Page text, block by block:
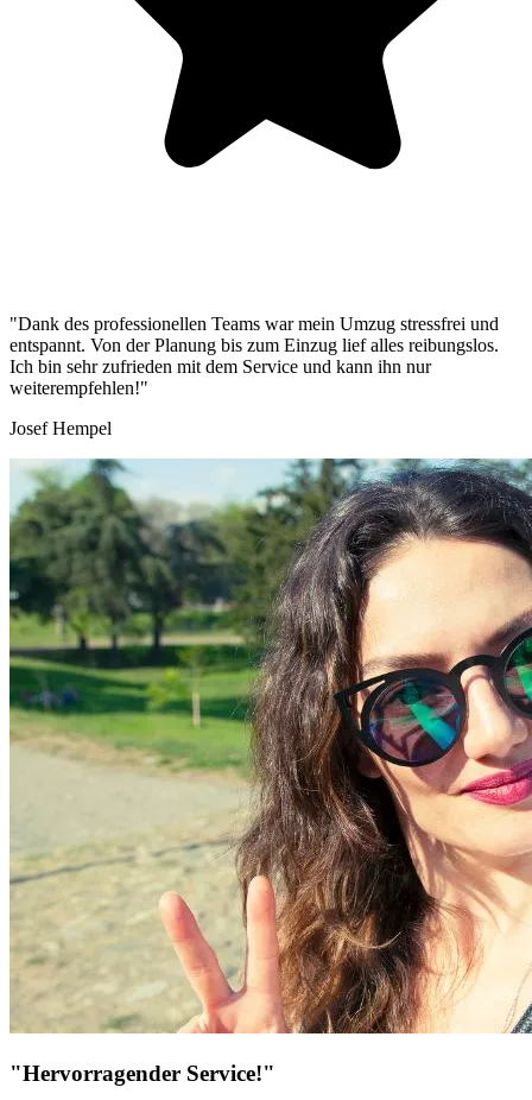
"Dank des professionellen Teams war mein Umzug stressfrei und
entspannt. Von der Planung bis zum Einzug lief alles reibungslos.
Ich bin sehr zufrieden mit dem Service und kann ihn nur
weiterempfehlen!"
Josef Hempel
"Hervorragender Service!"